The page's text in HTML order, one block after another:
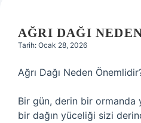
Hakkımızda
AĞRI DAĞI
Tarih: Ocak 28, 2026
Ağrı Dağı Neden
Bir gün, derin bir ormanda
bir dağın yüceliği sizi